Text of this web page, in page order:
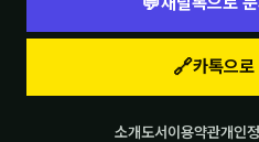
🔗카톡으로
소개도서이용약관개인